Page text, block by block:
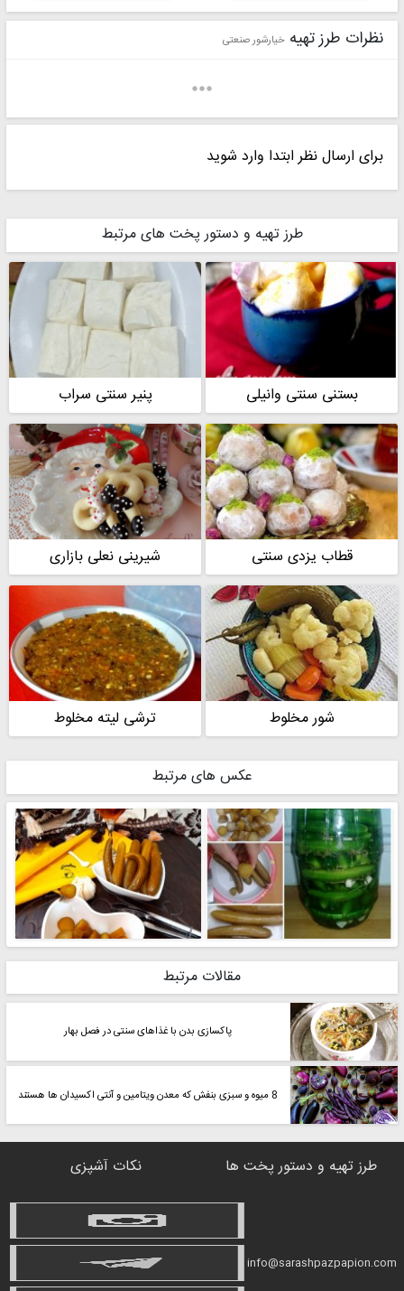
نظرات طرز تهیه خیارشور صنعتی
برای ارسال نظر ابتدا وارد شوید
طرز تهیه و دستور پخت های مرتبط
بستنی سنتی وانیلی پنیر سنتی سراب
قطاب یزدی سنتی شیرینی نعلی بازاری
شور مخلوط ترشی لیته مخلوط
عکس های مرتبط
مقالات مرتبط
پاکسازی بدن با غذاهای سنتی در فصل بهار
8 میوه و سبزی بنفش که معدن ویتامین و آنتی اکسیدان ها هستند
طرز تهیه و دستور پخت ها نکات آشپزی
info@sarashpazpapion.com